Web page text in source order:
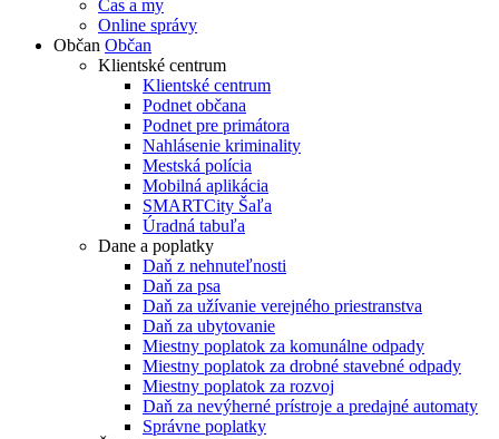
Čas a my
Online správy
Občan Občan
Klientské centrum
Klientské centrum
Podnet občana
Podnet pre primátora
Nahlásenie kriminality
Mestská polícia
Mobilná aplikácia
SMARTCity Šaľa
Úradná tabuľa
Dane a poplatky
Daň z nehnuteľnosti
Daň za psa
Daň za užívanie verejného priestranstva
Daň za ubytovanie
Miestny poplatok za komunálne odpady
Miestny poplatok za drobné stavebné odpady
Miestny poplatok za rozvoj
Daň za nevýherné prístroje a predajné automaty
Správne poplatky